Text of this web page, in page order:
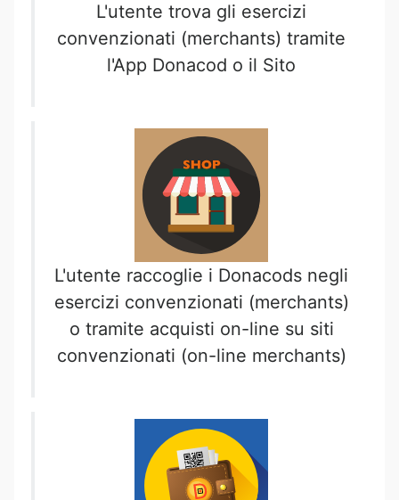
L'utente trova gli esercizi
convenzionati (merchants) tramite
l'App Donacod o il Sito
L'utente raccoglie i Donacods negli
esercizi convenzionati (merchants)
o tramite acquisti on-line su siti
convenzionati (on-line merchants)